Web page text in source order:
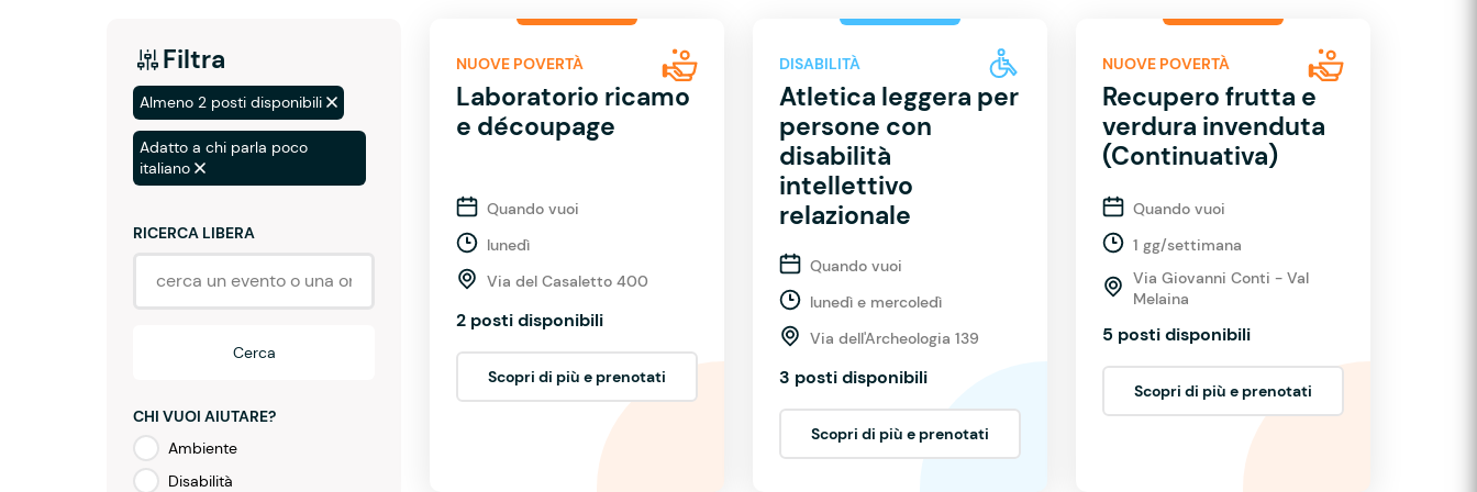
Filtra
Almeno 2 posti disponibili
Adatto a chi parla poco
italiano
RICERCA LIBERA
Cerca
CHI VUOI AIUTARE?
Ambiente
Disabilità
NUOVE POVERTÀ
Laboratorio ricamo
e découpage
Quando vuoi
lunedì
Via del Casaletto 400
2 posti disponibili
Scopri di più e prenotati
DISABILITÀ
Atletica leggera per
persone con
disabilità
intellettivo
relazionale
Quando vuoi
lunedì e mercoledì
Via dell'Archeologia 139
3 posti disponibili
Scopri di più e prenotati
NUOVE POVERTÀ
Recupero frutta e
verdura invenduta
(Continuativa)
Quando vuoi
1 gg/settimana
Via Giovanni Conti - Val
Melaina
5 posti disponibili
Scopri di più e prenotati